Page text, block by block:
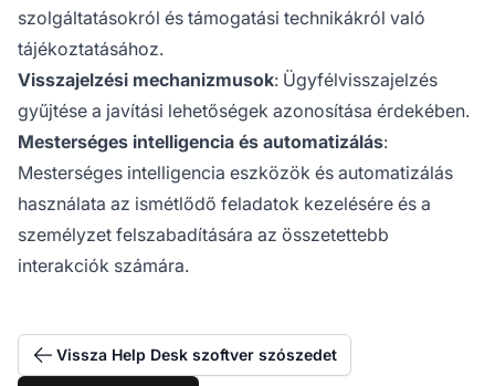
szolgáltatásokról és támogatási technikákról való
tájékoztatásához.
Visszajelzési mechanizmusok: Ügyfélvisszajelzés
gyűjtése a javítási lehetőségek azonosítása érdekében.
Mesterséges intelligencia és automatizálás:
Mesterséges intelligencia eszközök és automatizálás
használata az ismétlődő feladatok kezelésére és a
személyzet felszabadítására az összetettebb
interakciók számára.
Vissza Help Desk szoftver szószedet